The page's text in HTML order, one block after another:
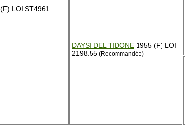
(F) LOI ST4961
DAYSI DEL TIDONE 1955 (F) LOI
2198.55 (Recommandée)